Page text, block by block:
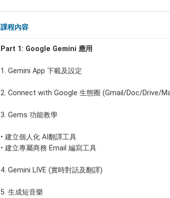
課程內容
Part 1: Google Gemini 應用
1. Gemini App 下載及設定
2. Connect with Google 生態圈 (Gmail/Doc/Drive/
3. Gems 功能教學
• 建立個人化 AI翻譯工具
• 建立專屬商務 Email 編寫工具
4. Gemini LIVE (實時對話及翻譯)
5. 生成短音樂